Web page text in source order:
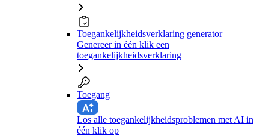
Toegankelijkheidsverklaring generator
Genereer in één klik een
toegankelijkheidsverklaring
Toegang
Los alle toegankelijkheidsproblemen met AI in
één klik op